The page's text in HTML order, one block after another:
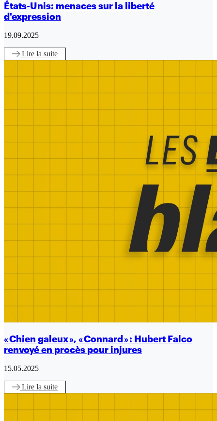
États-Unis: menaces sur la liberté
d'expression
19.09.2025
Lire la suite
« Chien galeux », « Connard » : Hubert Falco
renvoyé en procès pour injures
15.05.2025
Lire la suite